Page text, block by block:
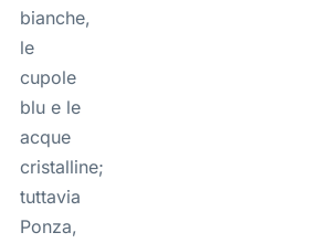
bianche,
le
cupole
blu e le
acque
cristalline;
tuttavia
Ponza,